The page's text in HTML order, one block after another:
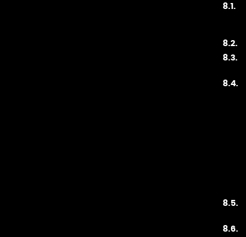
8.1.
8.2.
8.3.
8.4.
8.5.
8.6.